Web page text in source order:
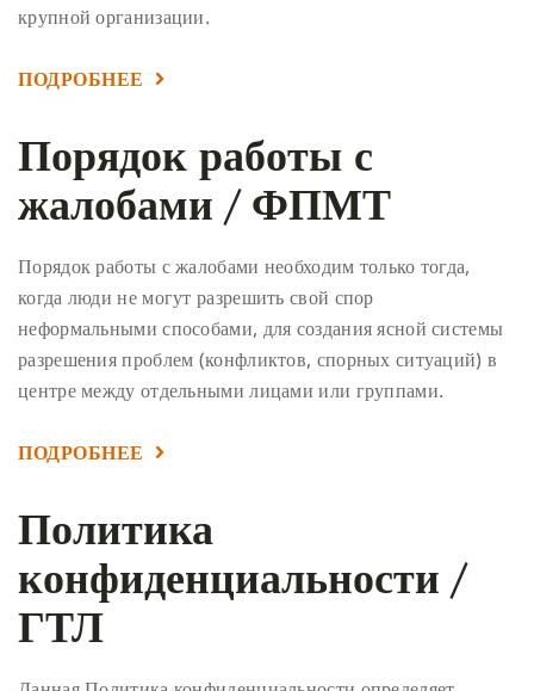
крупной организации.
ПОДРОБНЕЕ
Порядок работы с
жалобами / ФПМТ
Порядок работы с жалобами необходим только тогда,
когда люди не могут разрешить свой спор
неформальными способами, для создания ясной системы
разрешения проблем (конфликтов, спорных ситуаций) в
центре между отдельными лицами или группами.
ПОДРОБНЕЕ
Политика
конфиденциальности /
ГТЛ